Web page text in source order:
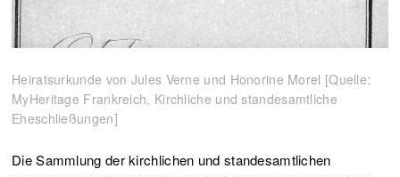
Heiratsurkunde von Jules Verne und Honorine Morel [Quelle:
MyHeritage Frankreich, Kirchliche und standesamtliche
Eheschließungen]
Die Sammlung der kirchlichen und standesamtlichen